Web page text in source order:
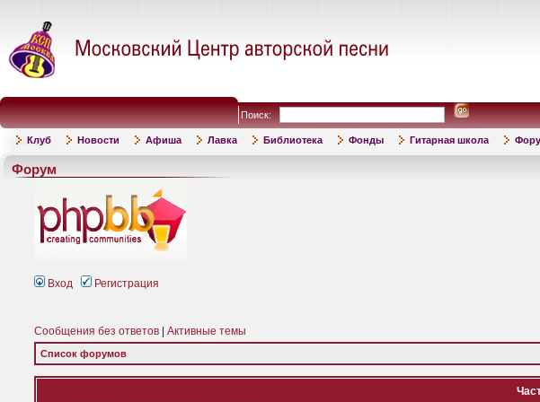
Поиск:
Клуб Новости Афиша Лавка Библиотека Фонды Гитарная школа
Форум
Вход Регистрация
Сообщения без ответов Активные темы
Список форумов